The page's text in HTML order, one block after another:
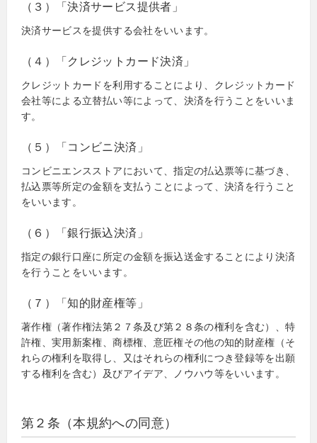
（３）「決済サービス提供者」
決済サービスを提供する会社をいいます。
（４）「クレジットカード決済」
クレジットカードを利用することにより、クレジットカード
会社等による立替払い等によって、決済を行うことをいいま
す。
（５）「コンビニ決済」
コンビニエンスストアにおいて、指定の払込票等に基づき、
払込票等所定の金額を支払うことによって、決済を行うこと
をいいます。
（６）「銀行振込決済」
指定の銀行口座に所定の金額を振込送金することにより決済
を行うことをいいます。
（７）「知的財産権等」
著作権（著作権法第２７条及び第２８条の権利を含む）、特
許権、実用新案権、商標権、意匠権その他の知的財産権（そ
れらの権利を取得し、又はそれらの権利につき登録等を出願
する権利を含む）及びアイデア、ノウハウ等をいいます。
第２条（本規約への同意）